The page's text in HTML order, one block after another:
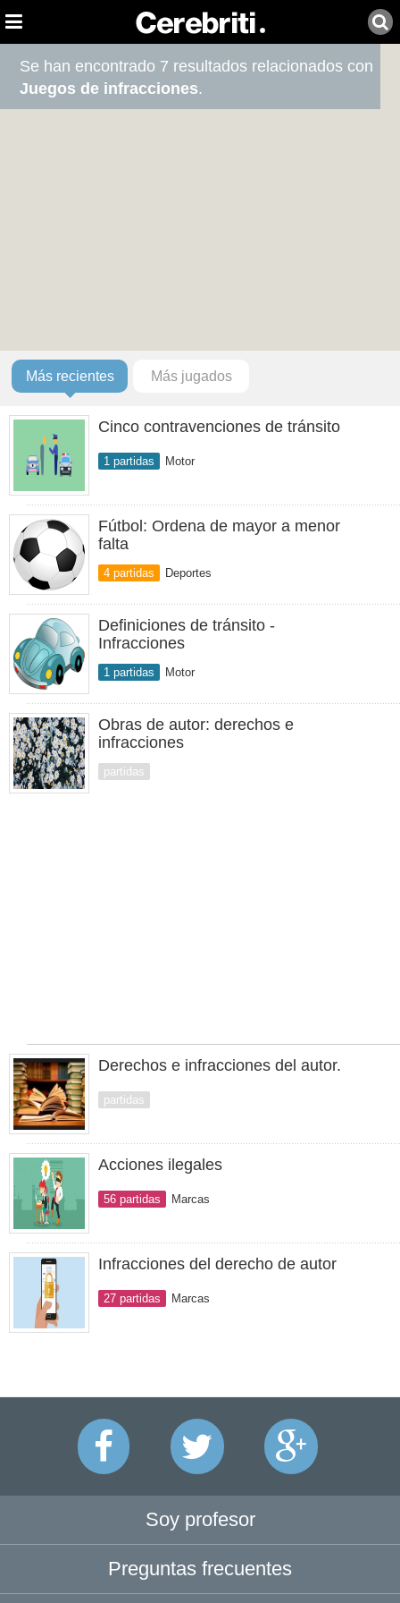
Se han encontrado 7 resultados relacionados con
Juegos de infracciones.
Más recientes Más jugados
Cinco contravenciones de tránsito
1 partidas Motor
Fútbol: Ordena de mayor a menor
falta
4 partidas Deportes
Definiciones de tránsito -
Infracciones
1 partidas Motor
Obras de autor: derechos e
infracciones
partidas
Derechos e infracciones del autor.
partidas
Acciones ilegales
56 partidas Marcas
Infracciones del derecho de autor
27 partidas Marcas
Soy profesor
Preguntas frecuentes